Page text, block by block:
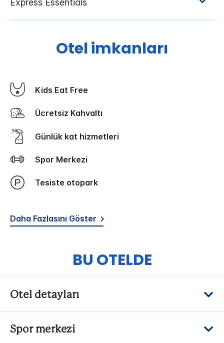
Otel imkanları
Kids Eat Free
Ücretsiz Kahvaltı
Günlük kat hizmetleri
Spor Merkezi
Tesiste otopark
Daha Fazlasını Göster
BU OTELDE
Otel detayları
Spor merkezi